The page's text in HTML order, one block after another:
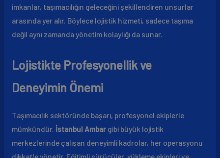
imkanlar, taşımacılığın geleceğini şekillendiren unsurlar
arasında yer alır. Böylece lojistik hizmeti, sadece taşıma
değil aynı zamanda yönetim kolaylığı da sunar.
Lojistikte Profesyonellik ve
Deneyimin Önemi
Taşımacılık sektöründe başarı, profesyonel ekiplerle
mümkündür. İstanbul Ambargibi büyük lojistik
merkezlerinde çalışan deneyimli kadrolar, her operasyonu
dikkatle yönetir. Eğitimli sürücüler, yükleme ekipleri ve